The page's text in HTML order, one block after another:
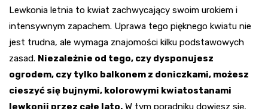
Lewkonia letnia to kwiat zachwycający swoim urokiem i
intensywnym zapachem. Uprawa tego pięknego kwiatu nie
jest trudna, ale wymaga znajomości kilku podstawowych
zasad. Niezależnie od tego, czy dysponujesz
ogrodem, czy tylko balkonem z doniczkami, możesz
cieszyć się bujnymi, kolorowymi kwiatostanami
lewkonii przez całe lato. W tym poradniku dowiesz się,